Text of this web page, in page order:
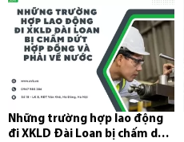
Những trường hợp lao động
đi XKLD Đài Loan bị chấm dứt